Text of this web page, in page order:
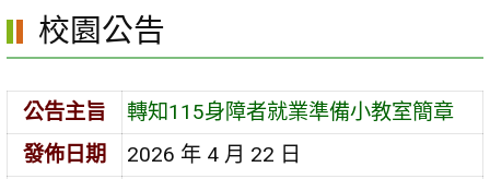
區
校園公告
公告主旨
轉知115身障者就業準備小教室簡章
發佈日期
2026 年 4 月 22 日